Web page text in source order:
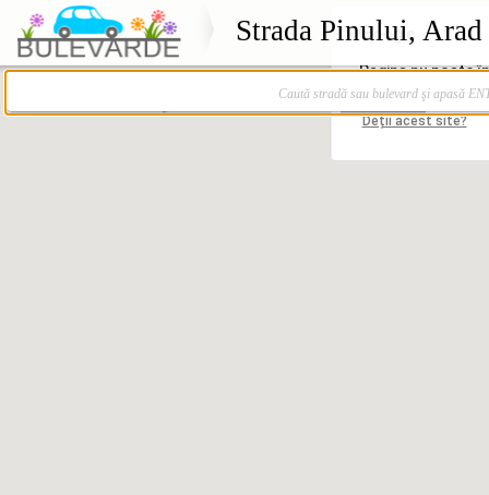
Strada Pinului, Arad
Caută stradă sau bulevard şi apasă